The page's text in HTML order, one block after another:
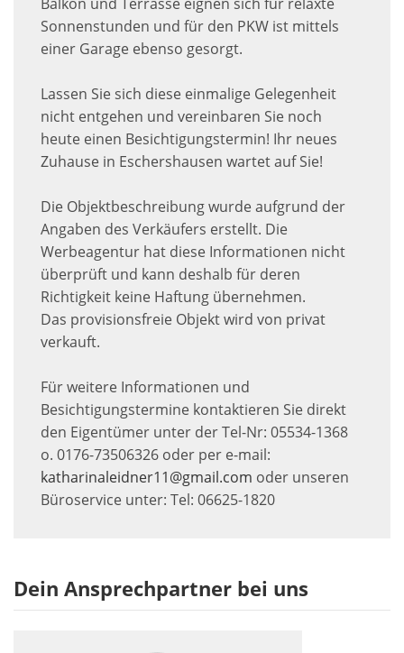
Sonnenstunden und für den PKW ist mittels
einer Garage ebenso gesorgt.
Lassen Sie sich diese einmalige Gelegenheit
nicht entgehen und vereinbaren Sie noch
heute einen Besichtigungstermin! Ihr neues
Zuhause in Eschershausen wartet auf Sie!
Die Objektbeschreibung wurde aufgrund der
Angaben des Verkäufers erstellt. Die
Werbeagentur hat diese Informationen nicht
überprüft und kann deshalb für deren
Richtigkeit keine Haftung übernehmen.
Das provisionsfreie Objekt wird von privat
verkauft.
Für weitere Informationen und
Besichtigungstermine kontaktieren Sie direkt
den Eigentümer unter der Tel-Nr: 05534-1368
o. 0176-73506326 oder per e-mail:
katharinaleidner11@gmail.com oder unseren
Büroservice unter: Tel: 06625-1820
Dein Ansprechpartner bei uns